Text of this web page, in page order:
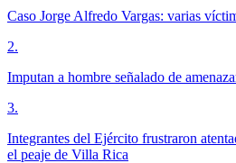
Caso Jorge Alfredo Vargas: varias
2.
Imputan a hombre señalado de
3.
Integrantes del Ejército frustraron
el peaje de Villa Rica